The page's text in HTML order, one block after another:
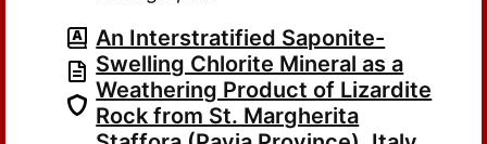
An Interstratified Saponite-
Swelling Chlorite Mineral as a
Weathering Product of Lizardite
Rock from St. Margherita